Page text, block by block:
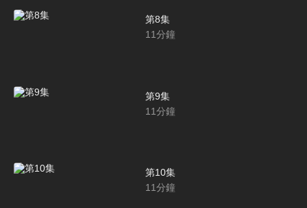
第8集
11分鐘
第9集
11分鐘
第10集
11分鐘